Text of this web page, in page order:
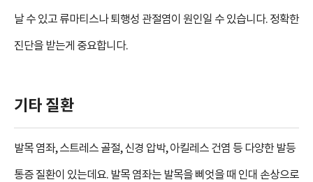
날 수 있고 류마티스나 퇴행성 관절염이 원인일 수 있습니다. 정확한
진단을 받는게 중요합니다.
기타 질환
발목 염좌, 스트레스 골절, 신경 압박, 아킬레스 건염 등 다양한 발등
통증 질환이 있는데요. 발목 염좌는 발목을 삐엇을 때 인대 손상으로